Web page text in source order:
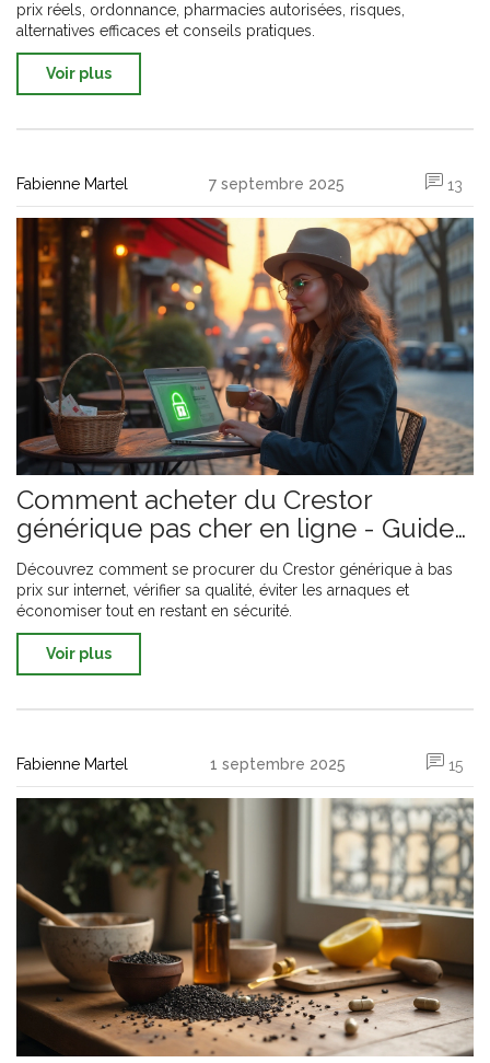
prix réels, ordonnance, pharmacies autorisées, risques,
alternatives efficaces et conseils pratiques.
Voir plus
Fabienne Martel 7 septembre 2025 13
Comment acheter du Crestor
générique pas cher en ligne - Guide
complet 2025
Découvrez comment se procurer du Crestor générique à bas
prix sur internet, vérifier sa qualité, éviter les arnaques et
économiser tout en restant en sécurité.
Voir plus
Fabienne Martel 1 septembre 2025 15